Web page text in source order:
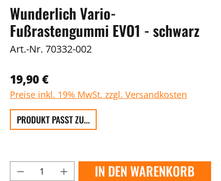
Wunderlich Vario-
Fußrastengummi EVO1 - schwarz
Art.-Nr. 70332-002
19,90 €
Preise inkl. 19% MwSt. zzgl. Versandkosten
PRODUKT PASST ZU...
IN DEN WARENKORB